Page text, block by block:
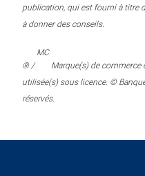
publication, qui est fourni à titre
à donner des conseils.
® /
MC
Marque(s) de commerce
utilisée(s) sous licence. ©
réservés.